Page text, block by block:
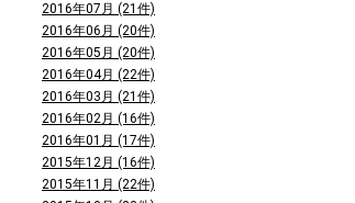
2016年07月 (21件)
2016年06月 (20件)
2016年05月 (20件)
2016年04月 (22件)
2016年03月 (21件)
2016年02月 (16件)
2016年01月 (17件)
2015年12月 (16件)
2015年11月 (22件)